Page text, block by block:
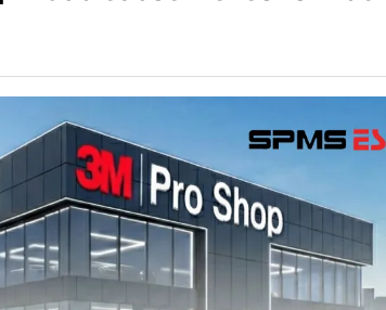
ใกล้ฉัน รวมบริการครบจ